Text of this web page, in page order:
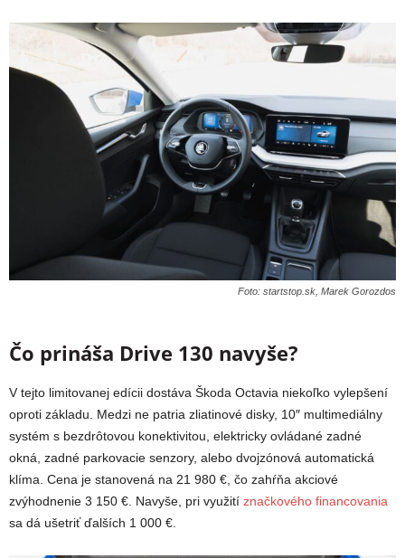
Foto: startstop.sk, Marek Gorozdos
Čo prináša Drive 130 navyše?
V tejto limitovanej edícii dostáva Škoda Octavia niekoľko vylepšení
oproti základu. Medzi ne patria zliatinové disky, 10″ multimediálny
systém s bezdrôtovou konektivitou, elektricky ovládané zadné
okná, zadné parkovacie senzory, alebo dvojzónová automatická
klíma. Cena je stanovená na 21 980 €, čo zahŕňa akciové
zvýhodnenie 3 150 €. Navyše, pri využití značkového financovania
sa dá ušetriť ďalších 1 000 €.